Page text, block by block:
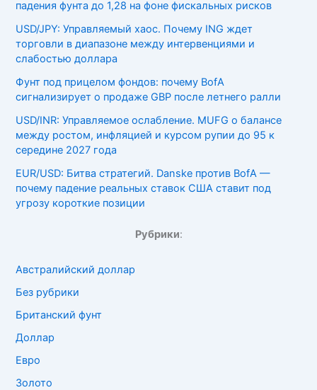
падения фунта до 1,28 на фоне фискальных рисков
USD/JPY: Управляемый хаос. Почему ING ждет
торговли в диапазоне между интервенциями и
слабостью доллара
Фунт под прицелом фондов: почему BofA
сигнализирует о продаже GBP после летнего ралли
USD/INR: Управляемое ослабление. MUFG о балансе
между ростом, инфляцией и курсом рупии до 95 к
середине 2027 года
EUR/USD: Битва стратегий. Danske против BofA —
почему падение реальных ставок США ставит под
угрозу короткие позиции
Рубрики:
Австралийский доллар
Без рубрики
Британский фунт
Доллар
Евро
Золото